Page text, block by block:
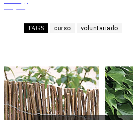
TAGS curso voluntariado